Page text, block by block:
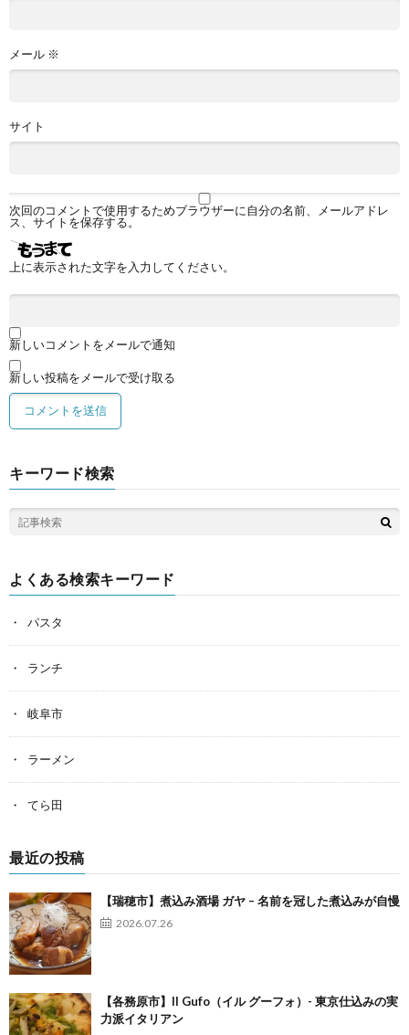
メール ※
サイト
次回のコメントで使用するためブラウザーに自分の名前、メールアドレ
ス、サイトを保存する。
上に表示された文字を入力してください。
新しいコメントをメールで通知
新しい投稿をメールで受け取る
キーワード検索
よくある検索キーワード
パスタ
ランチ
岐阜市
ラーメン
てら田
最近の投稿
【瑞穂市】煮込み酒場 ガヤ – 名前を冠した煮込みが自慢
2026.07.26
【各務原市】Il Gufo（イル グーフォ）- 東京仕込みの実
力派イタリアン